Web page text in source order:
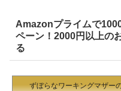
Amazonプライムで
ペーン！2000円以上の
る
ずぼらなワーキングマザー